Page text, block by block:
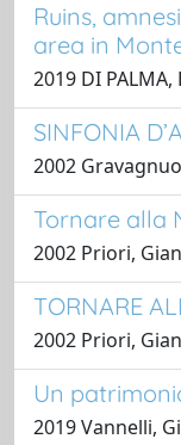
Ruins,
area in
2019 DI
SINFONIA
2002
Tornare alla
2002 Priori,
TORNARE
2002 Priori,
Un
2019 Vannelli,